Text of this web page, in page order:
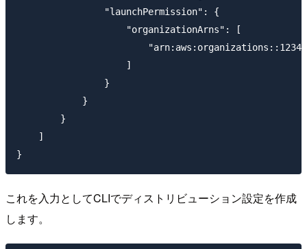
                "launchPermission": {
                    "organizationArns": [
                    ]
                }
            }
        }
    ]
これを入力としてCLIでディストリビューション設定を作成
します。